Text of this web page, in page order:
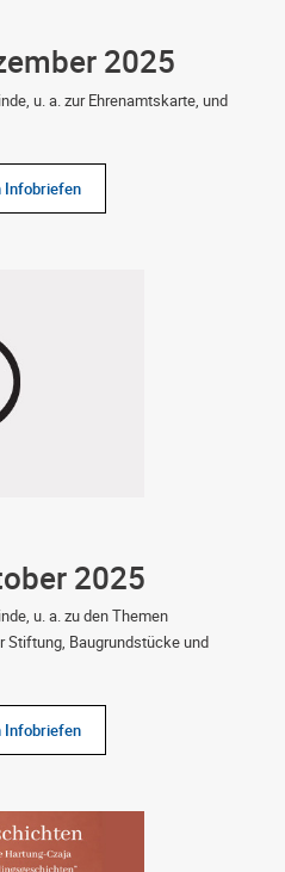
2025
u. a. zur Ehrenamtskarte, und
Infobriefen
2025
u. a. zu den Themen
Stiftung, Baugrundstücke und
Infobriefen